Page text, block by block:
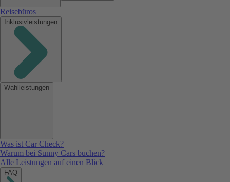
Reisebüros
Inklusivleistungen
Wahlleistungen
Was ist Car Check?
Warum bei Sunny Cars buchen?
Alle Leistungen auf einen Blick
FAQ